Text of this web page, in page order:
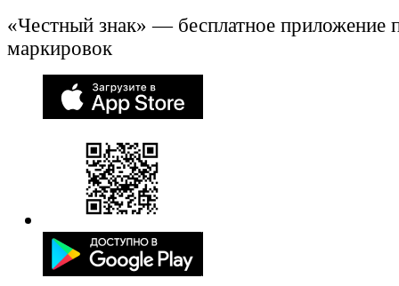
«Честный знак» — бесплатное приложение
маркировок